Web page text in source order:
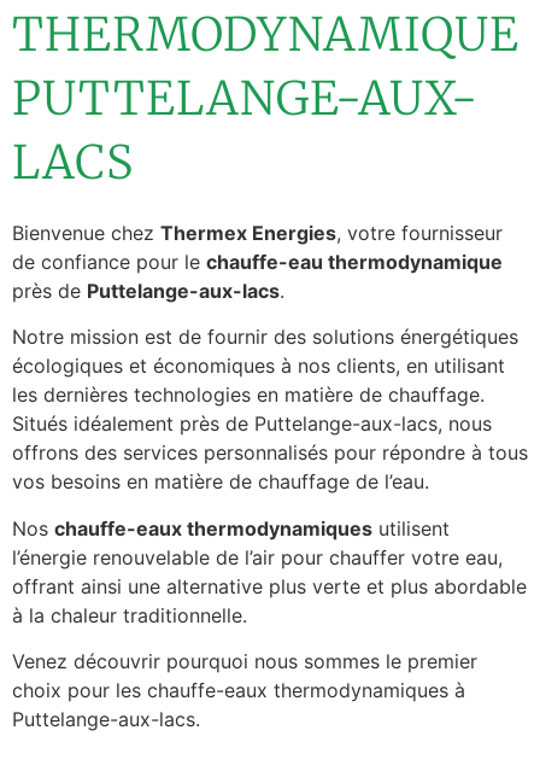
THERMODYNAMIQUE
PUTTELANGE-AUX-
LACS
Bienvenue chez Thermex Energies, votre fournisseur
de confiance pour le chauffe-eau thermodynamique
près de Puttelange-aux-lacs.
Notre mission est de fournir des solutions énergétiques
écologiques et économiques à nos clients, en utilisant
les dernières technologies en matière de chauffage.
Situés idéalement près de Puttelange-aux-lacs, nous
offrons des services personnalisés pour répondre à tous
vos besoins en matière de chauffage de l’eau.
Nos chauffe-eaux thermodynamiques utilisent
l’énergie renouvelable de l’air pour chauffer votre eau,
offrant ainsi une alternative plus verte et plus abordable
à la chaleur traditionnelle.
Venez découvrir pourquoi nous sommes le premier
choix pour les chauffe-eaux thermodynamiques à
Puttelange-aux-lacs.